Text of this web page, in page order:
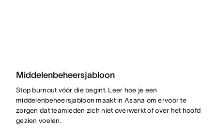
Middelenbeheersjabloon
Stop burnout vóór die begint. Leer hoe je een
middelenbeheersjabloon maakt in Asana om ervoor te
zorgen dat teamleden zich niet overwerkt of over het hoofd
gezien voelen.